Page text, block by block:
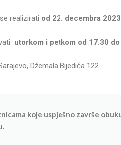
realizirati od 22. decembra
utorkom i petkom od 17.30
Džemala Bijedića 122
koje uspješno završe